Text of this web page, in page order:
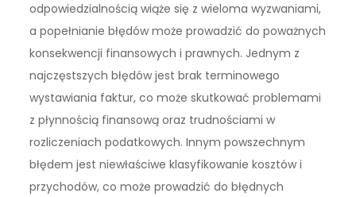
odpowiedzialnością wiąże się z wieloma wyzwaniami,
a popełnianie błędów może prowadzić do poważnych
konsekwencji finansowych i prawnych. Jednym z
najczęstszych błędów jest brak terminowego
wystawiania faktur, co może skutkować problemami
z płynnością finansową oraz trudnościami w
rozliczeniach podatkowych. Innym powszechnym
błędem jest niewłaściwe klasyfikowanie kosztów i
przychodów, co może prowadzić do błędnych